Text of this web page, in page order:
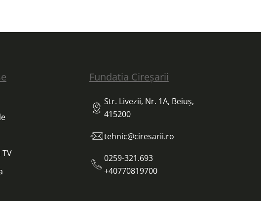
Fundatia Cireșarii
Str. Livezii, Nr. 1A, Beiuș,
415200
tehnic@ciresarii.ro
0259-321.693
+40770819700